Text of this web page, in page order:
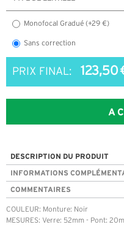
Monofocal Gradué (+29 €)
Sans correction
PRIX FINAL: 123,50
DESCRIPTION DU PRODUIT
INFORMATIONS
COMMENTAIRES
COULEUR: Monture: Noir
MESURES: Verre: 52mm - Pont: